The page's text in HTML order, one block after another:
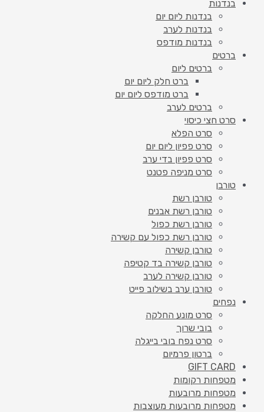
בנדנות
בנדנות ליום יום
בנדנות לערב
בנדנות מודפס
ברטים
ברטים ליום
ברט חלק ליום יום
ברט מודפס ליום יום
ברטים לערב
סרט חצי כיסוי
סרט הפלא
סרט פפיון ליום יום
סרט פפיון בדי ערב
סרט מניפה פטנט
טורבן
טורבן רשת
טורבן רשת אבנים
טורבן רשת כפול
טורבן רשת כפול עם קשירה
טורבן קשירה
טורבן קשירה בד קטיפה
טורבן קשירה לערב
טורבן ערב בשילוב פייט
נפחים
סרט מונע החלקה
בובי שרוך
סרט נפח בובי בייגלה
ברטון פרמיום
GIFT CARD
מטפחות רקומות
מטפחות מרובעות
מטפחות מרובעות מעוצבות